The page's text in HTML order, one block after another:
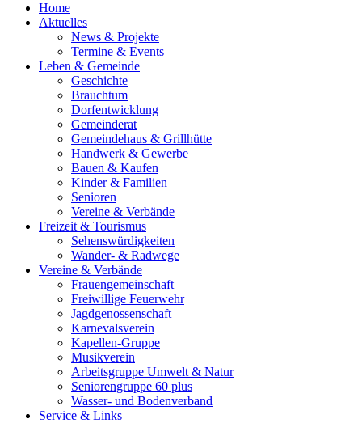
Home
Aktuelles
News & Projekte
Termine & Events
Leben & Gemeinde
Geschichte
Brauchtum
Dorfentwicklung
Gemeinderat
Gemeindehaus & Grillhütte
Handwerk & Gewerbe
Bauen & Kaufen
Kinder & Familien
Senioren
Vereine & Verbände
Freizeit & Tourismus
Sehenswürdigkeiten
Wander- & Radwege
Vereine & Verbände
Frauengemeinschaft
Freiwillige Feuerwehr
Jagdgenossenschaft
Karnevalsverein
Kapellen-Gruppe
Musikverein
Arbeitsgruppe Umwelt & Natur
Seniorengruppe 60 plus
Wasser- und Bodenverband
Service & Links